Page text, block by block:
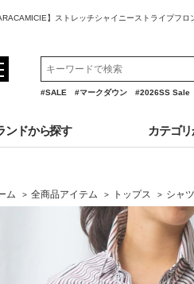
】ストレッチシャイニーストライプフ
#SALE #マークダウン #2026SS Sale
ンドから探す カテゴ
ム > 全商品アイテム > トップス > シャ